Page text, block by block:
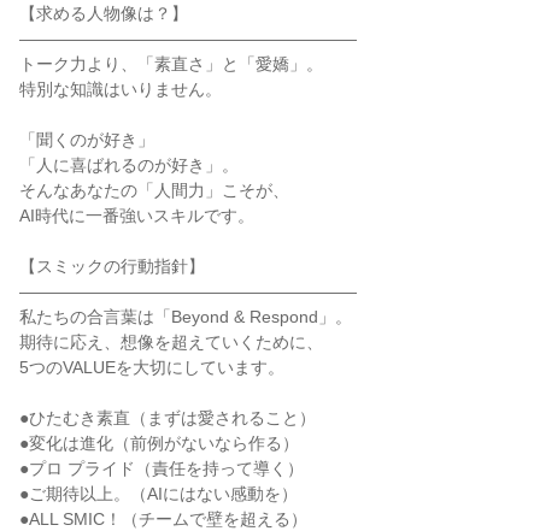
【求める人物像は？】
――――――――――――――――――――
トーク力より、「素直さ」と「愛嬌」。
特別な知識はいりません。
「聞くのが好き」
「人に喜ばれるのが好き」。
そんなあなたの「人間力」こそが、
AI時代に一番強いスキルです。
【スミックの行動指針】
――――――――――――――――――――
私たちの合言葉は「Beyond & Respond」。
期待に応え、想像を超えていくために、
5つのVALUEを大切にしています。
●ひたむき素直（まずは愛されること）
●変化は進化（前例がないなら作る）
●プロ プライド（責任を持って導く）
●ご期待以上。（AIにはない感動を）
●ALL SMIC！（チームで壁を超える）